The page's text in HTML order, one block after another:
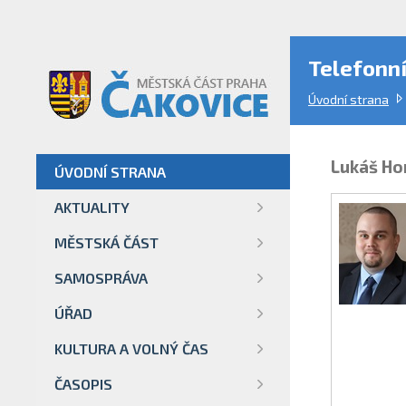
Úvodní strana
ÚVODNÍ STRANA
AKTUALITY
MĚSTSKÁ ČÁST
SAMOSPRÁVA
ÚŘAD
KULTURA A VOLNÝ ČAS
ČASOPIS
Lukáš